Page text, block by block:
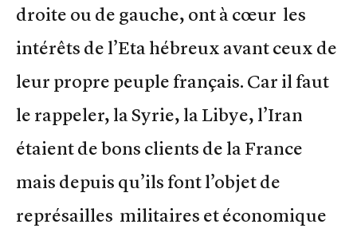
droite ou de gauche, ont à cœur les
intérêts de l’Eta hébreux avant ceux de
leur propre peuple français. Car il faut
le rappeler, la Syrie, la Libye, l’Iran
étaient de bons clients de la France
mais depuis qu’ils font l’objet de
représailles militaires et économique